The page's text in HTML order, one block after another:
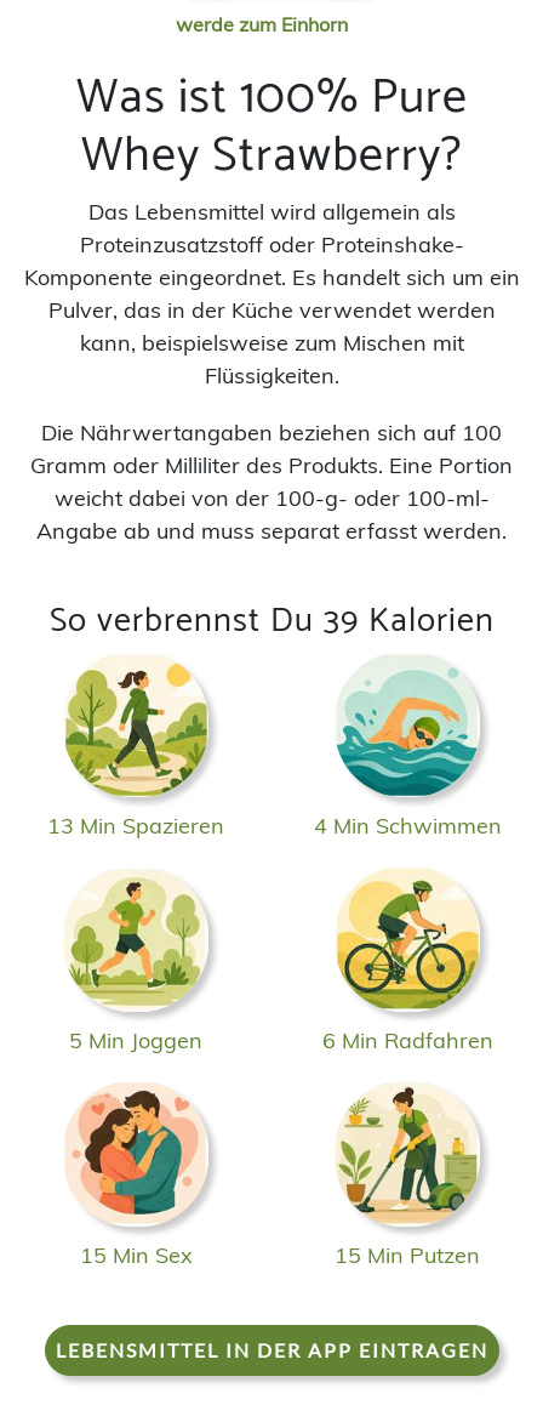
werde zum Einhorn
Was ist 100% Pure
Whey Strawberry?
Das Lebensmittel wird allgemein als
Proteinzusatzstoff oder Proteinshake-
Komponente eingeordnet. Es handelt sich um ein
Pulver, das in der Küche verwendet werden
kann, beispielsweise zum Mischen mit
Flüssigkeiten.
Die Nährwertangaben beziehen sich auf 100
Gramm oder Milliliter des Produkts. Eine Portion
weicht dabei von der 100-g- oder 100-ml-
Angabe ab und muss separat erfasst werden.
So verbrennst Du 39 Kalorien
13 Min Spazieren 4 Min Schwimmen
5 Min Joggen 6 Min Radfahren
15 Min Sex 15 Min Putzen
LEBENSMITTEL IN DER APP EINTRAGEN